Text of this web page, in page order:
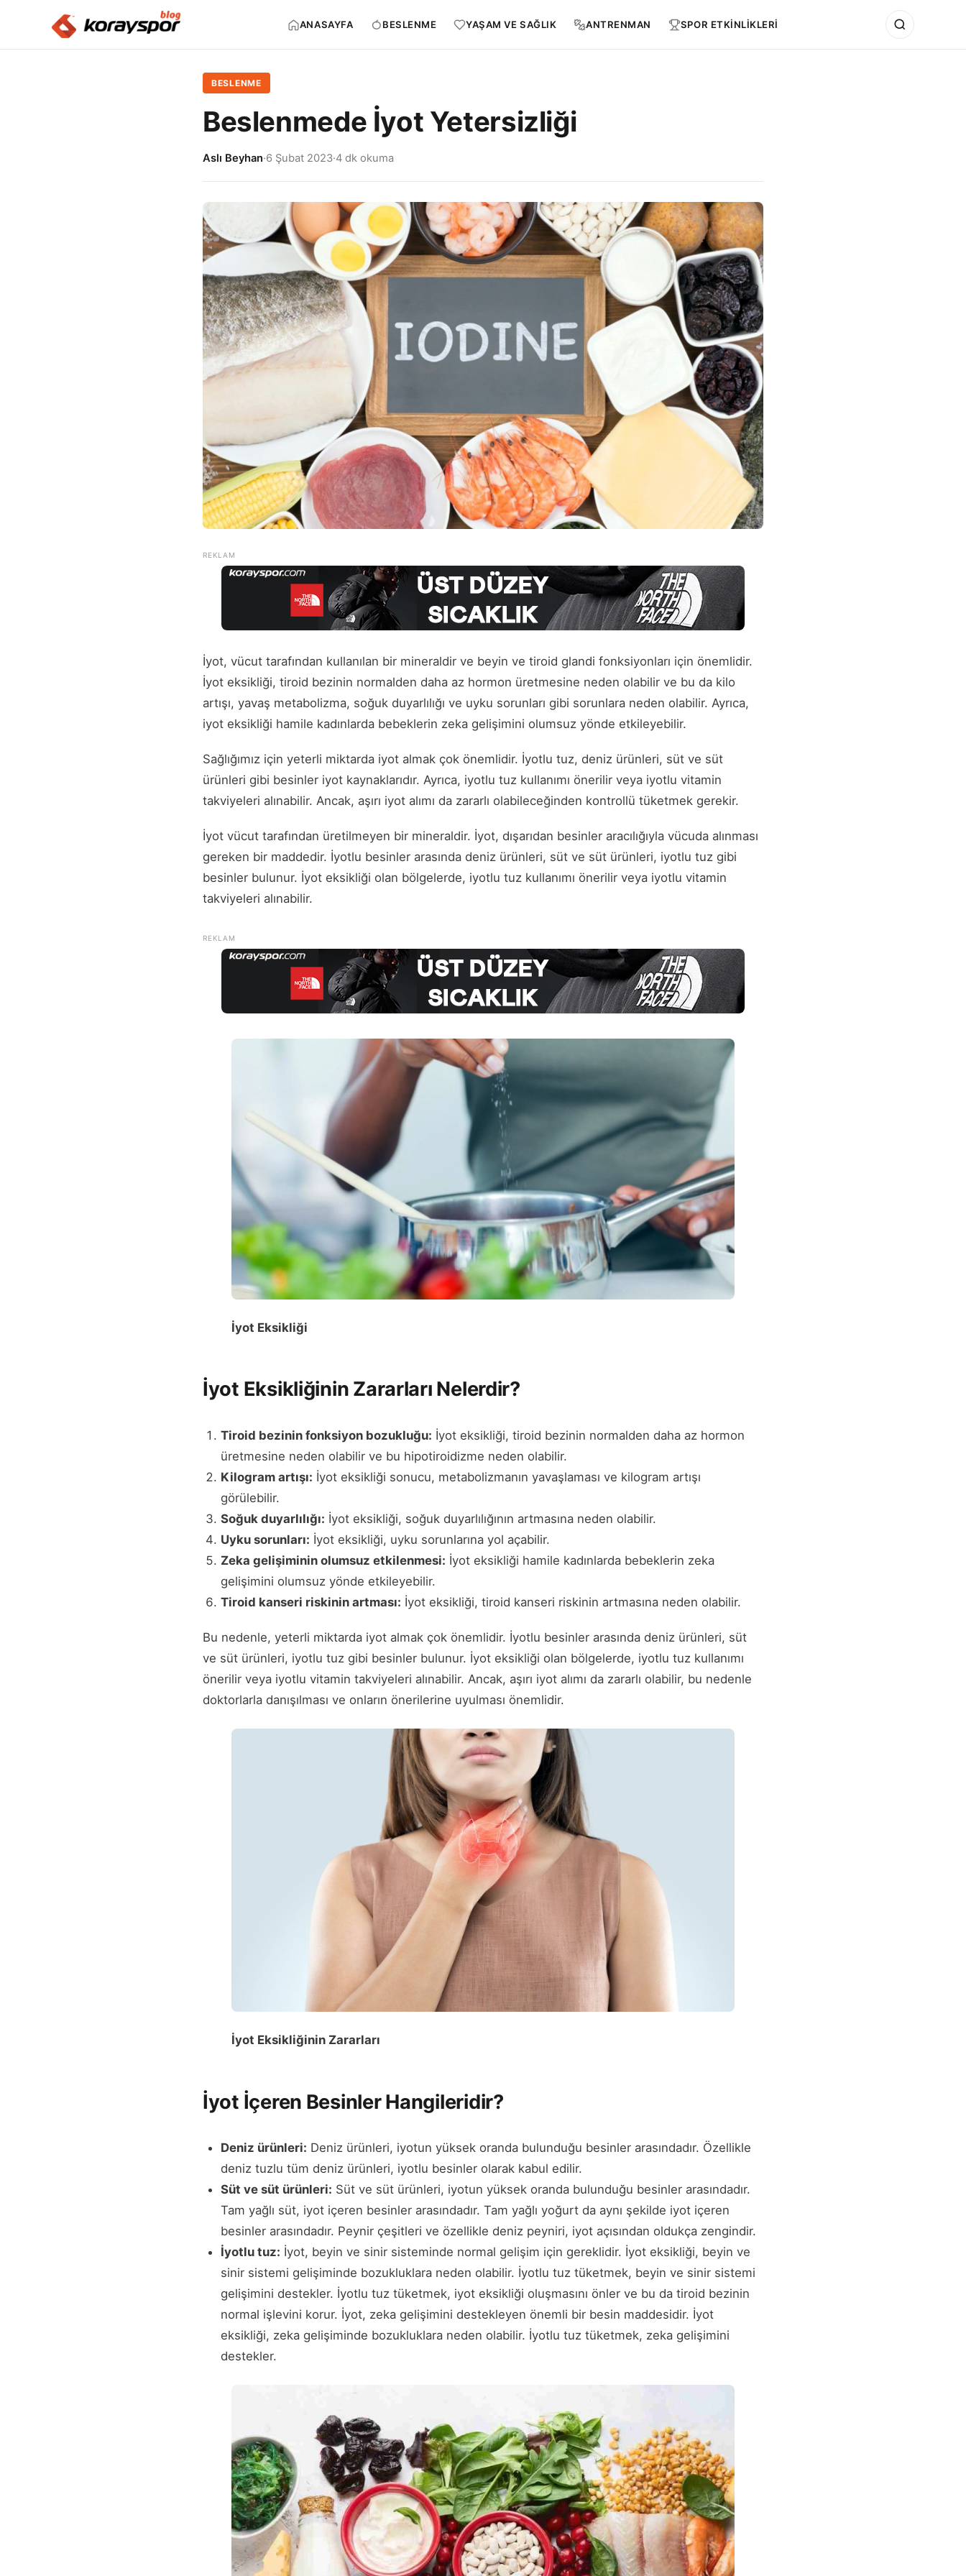
ANASAYFA BESLENME YAŞAM VE SAĞLIK ANTRENMAN SPOR ETKİNLİKLERİ
BESLENME
Beslenmede İyot Yetersizliği
Aslı Beyhan·6 Şubat 2023·4 dk okuma
İyot, vücut tarafından kullanılan bir mineraldir ve beyin ve tiroid glandi fonksiyonları için önemlidir.
İyot eksikliği, tiroid bezinin normalden daha az hormon üretmesine neden olabilir ve bu da kilo
artışı, yavaş metabolizma, soğuk duyarlılığı ve uyku sorunları gibi sorunlara neden olabilir. Ayrıca,
iyot eksikliği hamile kadınlarda bebeklerin zeka gelişimini olumsuz yönde etkileyebilir.
Sağlığımız için yeterli miktarda iyot almak çok önemlidir. İyotlu tuz, deniz ürünleri, süt ve süt
ürünleri gibi besinler iyot kaynaklarıdır. Ayrıca, iyotlu tuz kullanımı önerilir veya iyotlu vitamin
takviyeleri alınabilir. Ancak, aşırı iyot alımı da zararlı olabileceğinden kontrollü tüketmek gerekir.
İyot vücut tarafından üretilmeyen bir mineraldir. İyot, dışarıdan besinler aracılığıyla vücuda alınması
gereken bir maddedir. İyotlu besinler arasında deniz ürünleri, süt ve süt ürünleri, iyotlu tuz gibi
besinler bulunur. İyot eksikliği olan bölgelerde, iyotlu tuz kullanımı önerilir veya iyotlu vitamin
takviyeleri alınabilir.
İyot Eksikliği
İyot Eksikliğinin Zararları Nelerdir?
Tiroid bezinin fonksiyon bozukluğu: İyot eksikliği, tiroid bezinin normalden daha az hormon
üretmesine neden olabilir ve bu hipotiroidizme neden olabilir.
Kilogram artışı: İyot eksikliği sonucu, metabolizmanın yavaşlaması ve kilogram artışı
görülebilir.
Soğuk duyarlılığı: İyot eksikliği, soğuk duyarlılığının artmasına neden olabilir.
Uyku sorunları: İyot eksikliği, uyku sorunlarına yol açabilir.
Zeka gelişiminin olumsuz etkilenmesi: İyot eksikliği hamile kadınlarda bebeklerin zeka
gelişimini olumsuz yönde etkileyebilir.
Tiroid kanseri riskinin artması: İyot eksikliği, tiroid kanseri riskinin artmasına neden olabilir.
Bu nedenle, yeterli miktarda iyot almak çok önemlidir. İyotlu besinler arasında deniz ürünleri, süt
ve süt ürünleri, iyotlu tuz gibi besinler bulunur. İyot eksikliği olan bölgelerde, iyotlu tuz kullanımı
önerilir veya iyotlu vitamin takviyeleri alınabilir. Ancak, aşırı iyot alımı da zararlı olabilir, bu nedenle
doktorlarla danışılması ve onların önerilerine uyulması önemlidir.
İyot Eksikliğinin Zararları
İyot İçeren Besinler Hangileridir?
Deniz ürünleri: Deniz ürünleri, iyotun yüksek oranda bulunduğu besinler arasındadır. Özellikle
deniz tuzlu tüm deniz ürünleri, iyotlu besinler olarak kabul edilir.
Süt ve süt ürünleri: Süt ve süt ürünleri, iyotun yüksek oranda bulunduğu besinler arasındadır.
Tam yağlı süt, iyot içeren besinler arasındadır. Tam yağlı yoğurt da aynı şekilde iyot içeren
besinler arasındadır. Peynir çeşitleri ve özellikle deniz peyniri, iyot açısından oldukça zengindir.
İyotlu tuz: İyot, beyin ve sinir sisteminde normal gelişim için gereklidir. İyot eksikliği, beyin ve
sinir sistemi gelişiminde bozukluklara neden olabilir. İyotlu tuz tüketmek, beyin ve sinir sistemi
gelişimini destekler. İyotlu tuz tüketmek, iyot eksikliği oluşmasını önler ve bu da tiroid bezinin
normal işlevini korur. İyot, zeka gelişimini destekleyen önemli bir besin maddesidir. İyot
eksikliği, zeka gelişiminde bozukluklara neden olabilir. İyotlu tuz tüketmek, zeka gelişimini
destekler.